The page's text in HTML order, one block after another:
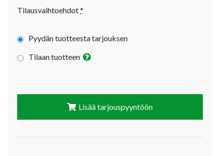
Tilausvaihtoehdot*
Pyydän tuotteesta tarjouksen
Tilaan tuotteen
Lisää tarjouspyyntöön